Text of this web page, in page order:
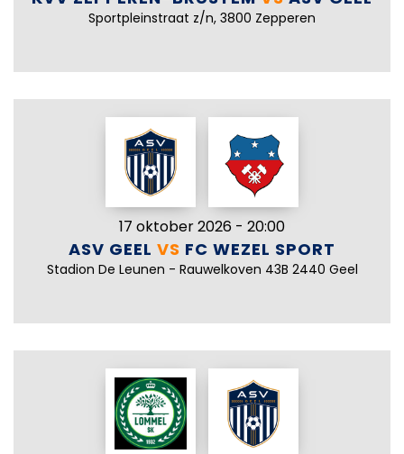
Sportpleinstraat z/n, 3800 Zepperen
17 oktober 2026 - 20:00
ASV GEEL VS FC WEZEL SPORT
Stadion De Leunen - Rauwelkoven 43B 2440 Geel